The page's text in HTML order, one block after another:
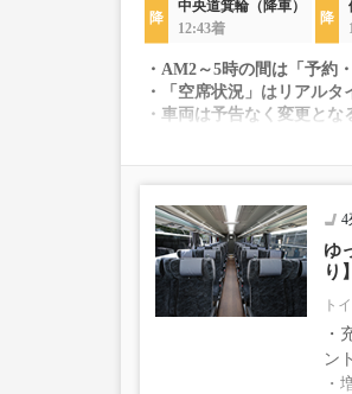
中央道箕輪（降車）
12:43着
・AM2～5時の間は「予約
・「空席状況」はリアル
・車両は予告なく変更と
4
ゆ
り
ト
・
ン
・